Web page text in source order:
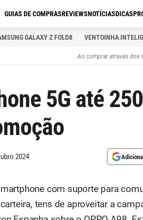
GUIAS DE COMPRASREVIEWSNOTÍCIASDICAS
GALAXY Z FOLD8 VENTOINHA
Ao comprar através dos
5G até
2024
com suporte para
tens de aproveitar a